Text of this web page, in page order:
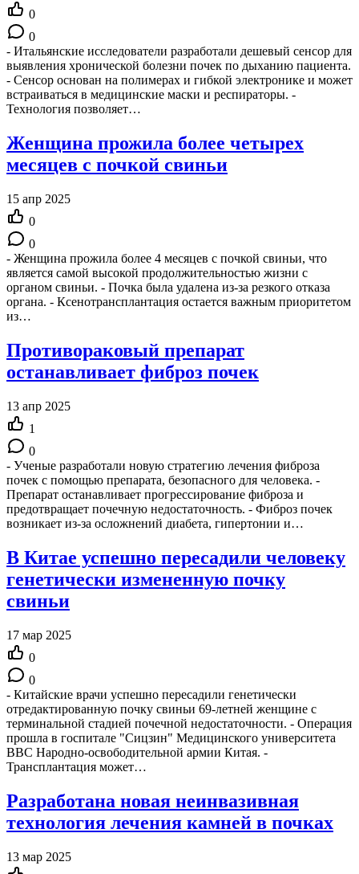
0
0
- Итальянские исследователи разработали дешевый сенсор для
выявления хронической болезни почек по дыханию пациента.
- Сенсор основан на полимерах и гибкой электронике и может
встраиваться в медицинские маски и респираторы. -
Технология позволяет…
Женщина прожила более четырех
месяцев с почкой свиньи
15 апр 2025
0
0
- Женщина прожила более 4 месяцев с почкой свиньи, что
является самой высокой продолжительностью жизни с
органом свиньи. - Почка была удалена из-за резкого отказа
органа. - Ксенотрансплантация остается важным приоритетом
из…
Противораковый препарат
останавливает фиброз почек
13 апр 2025
1
0
- Ученые разработали новую стратегию лечения фиброза
почек с помощью препарата, безопасного для человека. -
Препарат останавливает прогрессирование фиброза и
предотвращает почечную недостаточность. - Фиброз почек
возникает из-за осложнений диабета, гипертонии и…
В Китае успешно пересадили человеку
генетически измененную почку
свиньи
17 мар 2025
0
0
- Китайские врачи успешно пересадили генетически
отредактированную почку свиньи 69-летней женщине с
терминальной стадией почечной недостаточности. - Операция
прошла в госпитале "Сицзин" Медицинского университета
ВВС Народно-освободительной армии Китая. -
Трансплантация может…
Разработана новая неинвазивная
технология лечения камней в почках
13 мар 2025